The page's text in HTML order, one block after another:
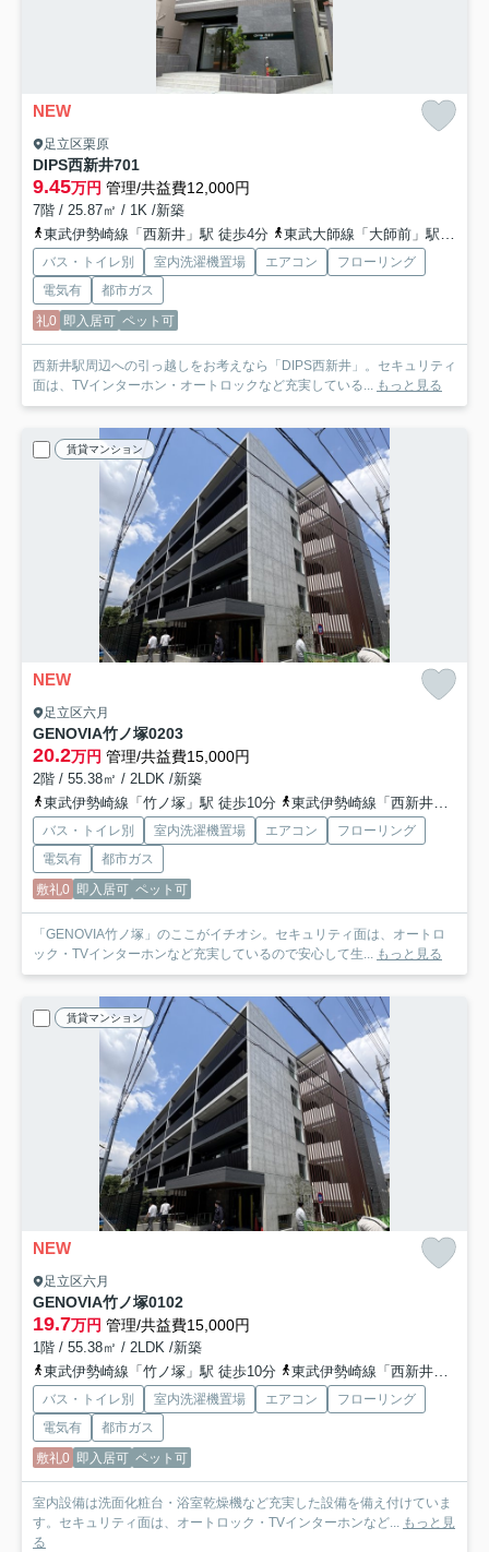
NEW
足立区栗原
DIPS西新井701
9.45万円 管理/共益費12,000円
7階 / 25.87㎡ / 1K /新築
東武伊勢崎線「西新井」駅 徒歩4分
東武大師線「大師前」駅 徒歩14分
バス・トイレ別 室内洗濯機置場 エアコン
フローリング
電気有
都市ガス
礼0 即入居可 ペット可
西新井駅周辺への引っ越しをお考えなら「DIPS西新井」。セキュリティ
面は、TVインターホン・オートロックなど充実している... もっと見る
賃貸マンション
NEW
足立区六月
GENOVIA竹ノ塚0203
20.2万円 管理/共益費15,000円
2階 / 55.38㎡ / 2LDK /新築
東武伊勢崎線「竹ノ塚」駅 徒歩10分
東武伊勢崎線「西新井」駅 徒歩17分
バス・トイレ別 室内洗濯機置場 エアコン
フローリング
電気有
都市ガス
敷礼0 即入居可 ペット可
「GENOVIA竹ノ塚」のここがイチオシ。セキュリティ面は、オートロ
ック・TVインターホンなど充実しているので安心して生... もっと見る
賃貸マンション
NEW
足立区六月
GENOVIA竹ノ塚0102
19.7万円 管理/共益費15,000円
1階 / 55.38㎡ / 2LDK /新築
東武伊勢崎線「竹ノ塚」駅 徒歩10分
東武伊勢崎線「西新井」駅 徒歩17分
バス・トイレ別 室内洗濯機置場 エアコン
フローリング
電気有
都市ガス
敷礼0 即入居可 ペット可
室内設備は洗面化粧台・浴室乾燥機など充実した設備を備え付けていま
す。セキュリティ面は、オートロック・TVインターホンなど... もっと見
る